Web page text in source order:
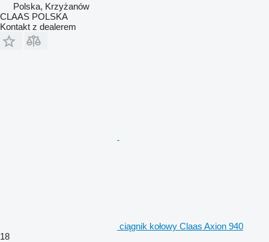
Polska, Krzyżanów
CLAAS POLSKA
Kontakt z dealerem
ciągnik kołowy Claas Axion 940
18